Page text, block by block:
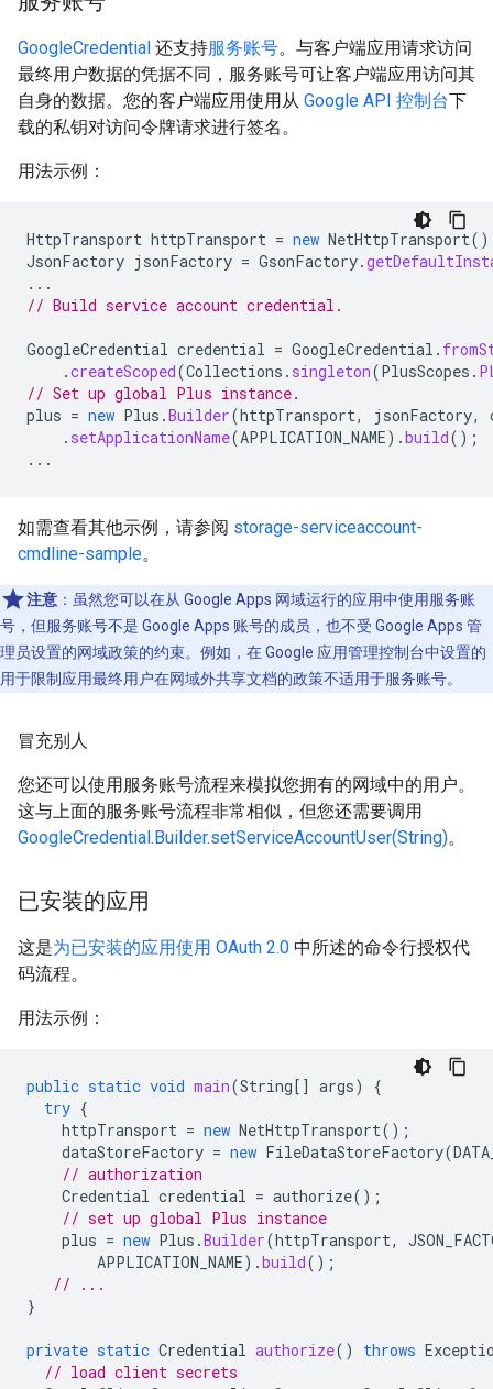
GoogleCredential 还支持服务账号。与客户端应用请求访问
最终用户数据的凭据不同，服务账号可让客户端应用访问其
自身的数据。您的客户端应用使用从 Google API 控制台下
载的私钥对访问令牌请求进行签名。
用法示例：
HttpTransport httpTransport = new NetHttpTransport
JsonFactory jsonFactory = GsonFactory.
...
// Build service account credential.
GoogleCredential credential = GoogleCredential .
.createScoped(Collections . singleton(PlusScopes .
// Set up global Plus instance.
plus = new Plus .Builder(httpTransport, jsonFactory,
. setApplicationName(APPLICATION_NAME).build();
...
如需查看其他示例，请参阅 storage-serviceaccount-
cmdline-sample。
注意 ：虽然您可以在从 Google Apps 网域运行的应用中使用服务账
号，但服务账号不是 Google Apps 账号的成员，也不受 Google Apps 管
理员设置的网域政策的约束。例如，在 Google 应用管理控制台中设置的
用于限制应用最终用户在网域外共享文档的政策不适用于服务账号。
冒充别人
您还可以使用服务账号流程来模拟您拥有的网域中的用户。
这与上面的服务账号流程非常相似，但您还需要调用
GoogleCredential.Builder.setServiceAccountUser(String)。
已安装的应用
这是为已安装的应用使用 OAuth 2.0 中所述的命令行授权代
码流程。
用法示例：
public static void main(String[] args)
{
try {
httpTransport = new NetHttpTransport();
dataStoreFactory = new FileDataStoreFactory(
// authorization
Credential credential = authorize();
// set up global Plus instance
plus = new Plus .Builder(httpTransport,
APPLICATION_NAME).build();
// ...
}
private static Credential authorize() throws
// load client secrets